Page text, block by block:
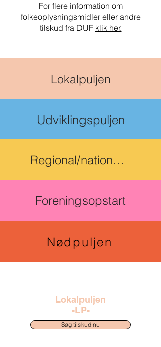
For flere information om
folkeoplysningsmidler eller andre
tilskud fra DUF klik her.
Lokalpuljen
Udviklingspuljen
Regional/national lejre
Foreningsopstart
Nødpuljen
Lokalpuljen
-LP-
Søg tilskud nu